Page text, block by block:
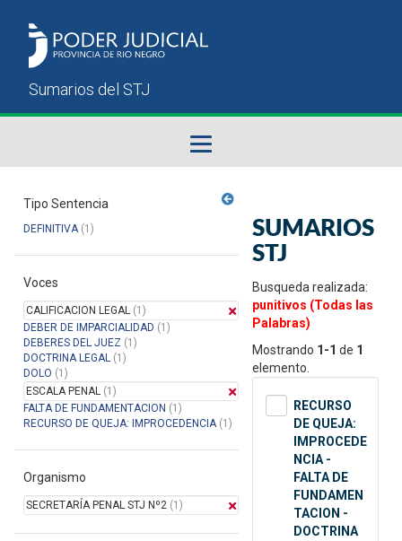
Sumarios del STJ
Manual del Usuario
Tipo Sentencia
DEFINITIVA(1)
Voces
CALIFICACION LEGAL (1)
DEBER DE IMPARCIALIDAD (1)
DEBERES DEL JUEZ (1)
DOCTRINA LEGAL (1)
DOLO (1)
ESCALA PENAL (1)
FALTA DE FUNDAMENTACION (1)
RECURSO DE QUEJA: IMPROCEDENCIA(1)
Organismo
SECRETARÍA PENAL STJ Nº2 (1)
SUMARIOS
STJ
Busqueda realizada:
punitivos (Todas las
Palabras)
Mostrando 1-1 de 1
elemento.
RECURSO
DE QUEJA:
IMPROCEDE
NCIA -
FALTA DE
FUNDAMEN
TACION -
DOCTRINA